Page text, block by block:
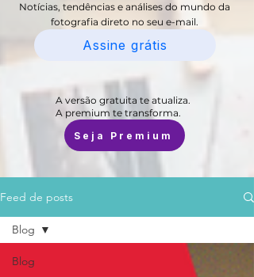
Notícias, tendências e análises do mundo da
fotografia direto no seu e-mail.
Assine grátis
A versão gratuita te atualiza.
A premium te transforma.
Seja Premium
Feed de posts
Blog
Blog